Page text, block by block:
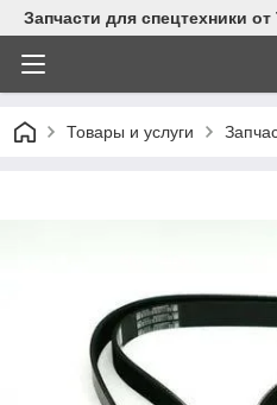
Запчасти для спецтехники
Товары и услуги